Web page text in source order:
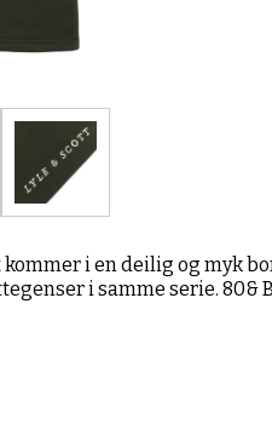
kommer i en deilig og
i samme serie. 80&